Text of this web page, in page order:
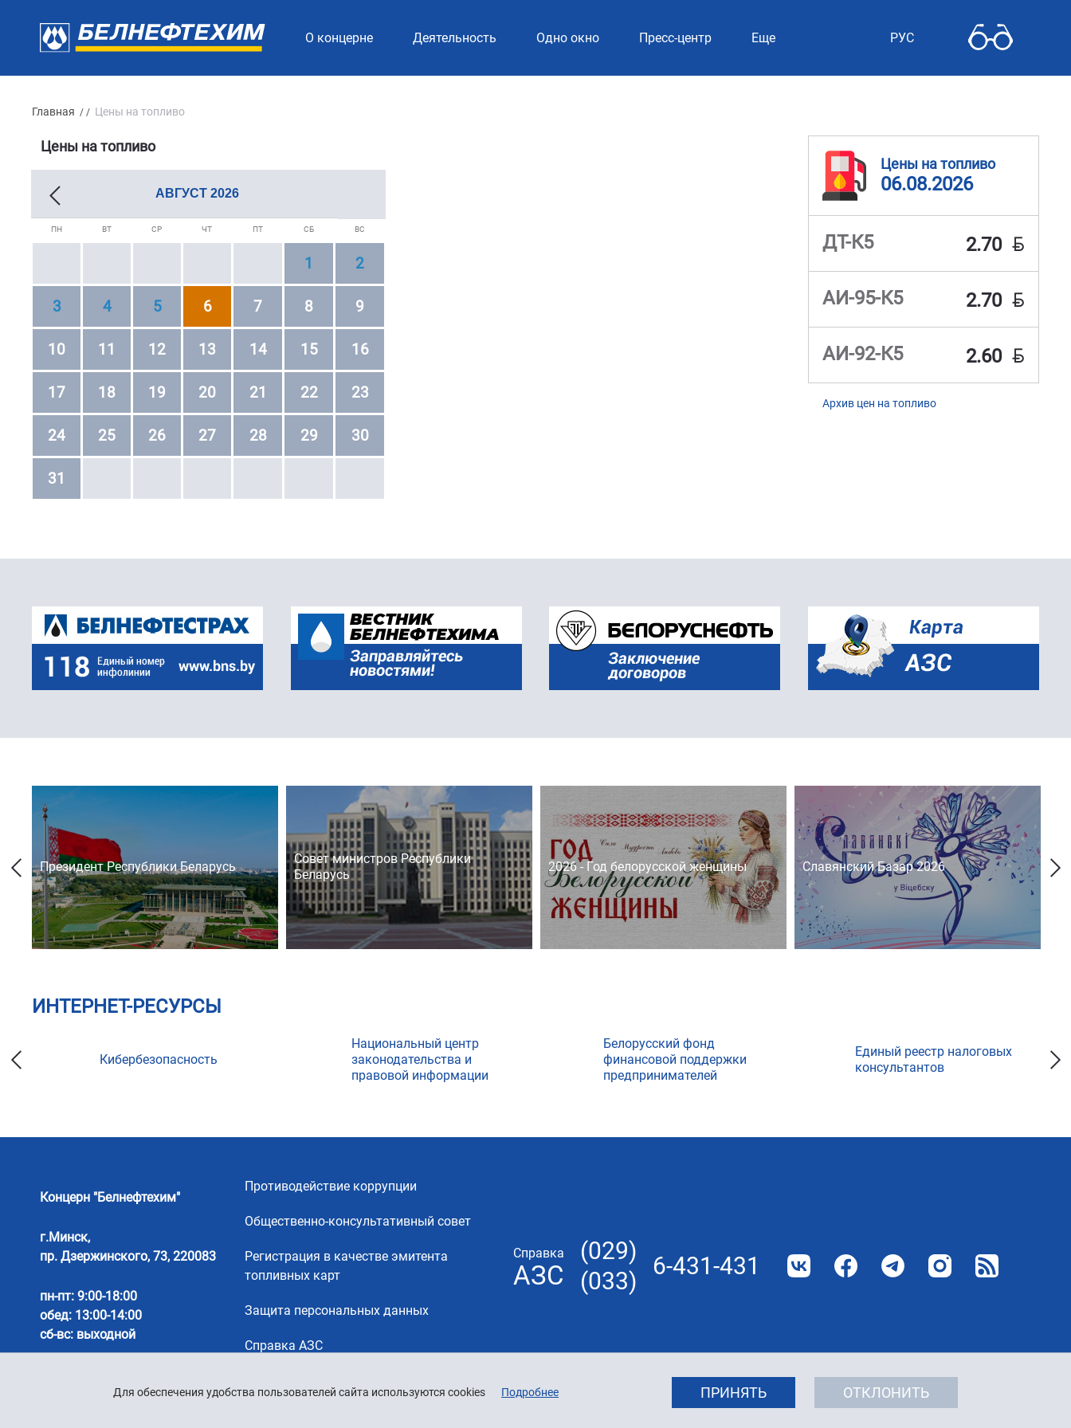
О концерне Деятельность Одно окно Пресс-центр Еще РУС
Главная / / Цены на топливо
Цены на топливо
АВГУСТ 2026
ПН ВТ СР ЧТ ПТ СБ ВС
1 2
3 4 5 6 7 8 9
10 11 12 13 14 15 16
17 18 19 20 21 22 23
24 25 26 27 28 29 30
31
Цены на топливо
06.08.2026
ДТ-К5 2.70 BYN
АИ-95-К5 2.70 BYN
АИ-92-К5 2.60 BYN
Архив цен на топливо
Для обеспечения удобства пользователей сайта используются cookies Подробнее ПРИНЯТЬ ОТКЛОНИТЬ
Президент Республики Беларусь
Совет министров Республики
Беларусь
2026 - Год белорусской женщины Славянский Базар 2026
ИНТЕРНЕТ-РЕСУРСЫ
Кибербезопасность
Национальный центр
законодательства и
правовой информации
Белорусский фонд
финансовой поддержки
предпринимателей
Единый реестр налоговых
консультантов
Концерн "Белнефтехим"
г.Минск,
пр. Дзержинского, 73, 220083
пн-пт: 9:00-18:00
обед: 13:00-14:00
сб-вс: выходной
Противодействие коррупции
Общественно-консультативный совет
Регистрация в качестве эмитента
топливных карт
Защита персональных данных
Справка АЗС
Справка
АЗС
(029)
(033)
6-431-431